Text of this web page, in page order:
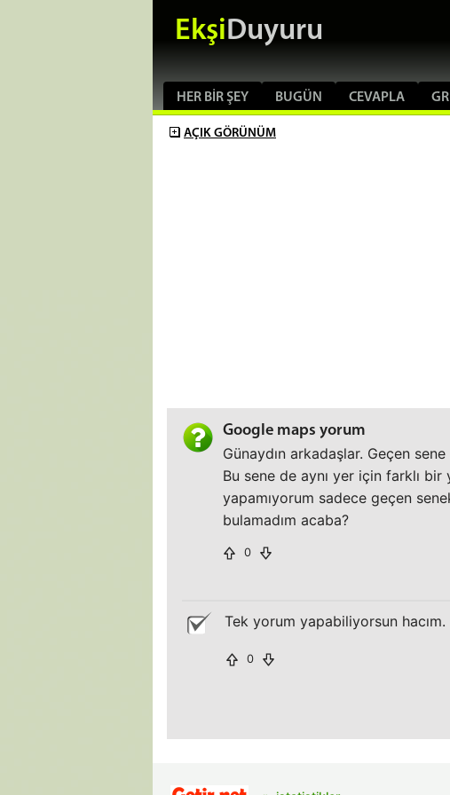
EkşiDuyuru
HER BIR ŞEY BUGÜN CEVAPLA
AÇIK GÖRÜNÜM
Google maps yorum
Günaydın arkadaşlar. Geçen
Bu sene de aynı yer için farklı
yapamıyorum sadece geçen
bulamadım acaba?
0
Tek yorum yapabiliyorsun hacım.
0